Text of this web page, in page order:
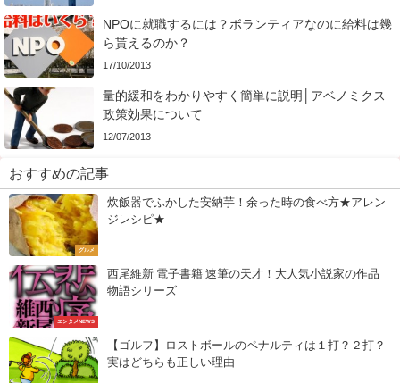
NPOに就職するには？ボランティアなのに給料は幾
ら貰えるのか？
17/10/2013
量的緩和をわかりやすく簡単に説明│アベノミクス
政策効果について
12/07/2013
おすすめの記事
グルメ
炊飯器でふかした安納芋！余った時の食べ方★アレン
ジレシピ★
エンタメNEWS
西尾維新 電子書籍 速筆の天才！大人気小説家の作品
物語シリーズ
【ゴルフ】ロストボールのペナルティは１打？２打？
実はどちらも正しい理由